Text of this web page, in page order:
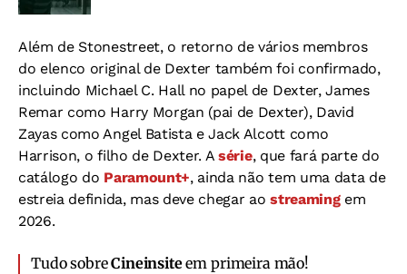
Além de Stonestreet, o retorno de vários membros
do elenco original de Dexter também foi confirmado,
incluindo Michael C. Hall no papel de Dexter, James
Remar como Harry Morgan (pai de Dexter), David
Zayas como Angel Batista e Jack Alcott como
Harrison, o filho de Dexter. Asérie, que fará parte do
catálogo do Paramount+, ainda não tem uma data de
estreia definida, mas deve chegar aostreamingem
2026.
Tudo sobreCineinsiteem primeira mão!